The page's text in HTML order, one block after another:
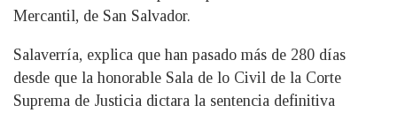
Mercantil, de San Salvador.
Salaverría, explica que han pasado más de 280 días
desde que la honorable Sala de lo Civil de la Corte
Suprema de Justicia dictara la sentencia definitiva